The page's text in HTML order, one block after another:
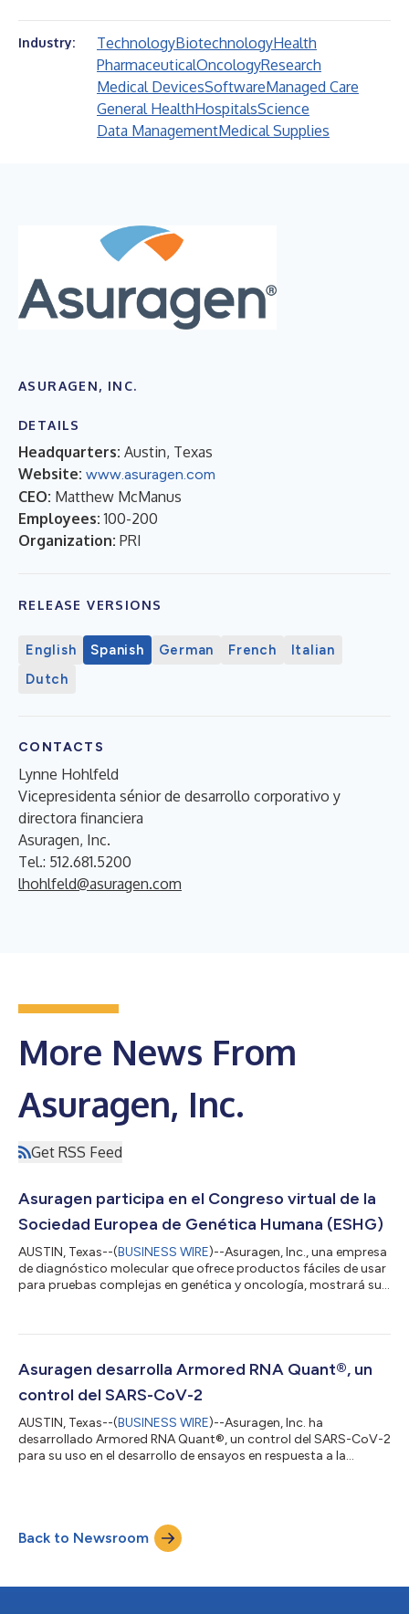
Industry: TechnologyBiotechnologyHealth
PharmaceuticalOncologyResearch
Medical DevicesSoftwareManaged Care
General HealthHospitalsScience
Data ManagementMedical Supplies
ASURAGEN, INC.
DETAILS
Headquarters: Austin, Texas
Website: www.asuragen.com
CEO: Matthew McManus
Employees: 100-200
Organization: PRI
RELEASE VERSIONS
English Spanish German French
Italian
Dutch
CONTACTS
Lynne Hohlfeld
Vicepresidenta sénior de desarrollo corporativo y
directora financiera
Asuragen, Inc.
Tel.: 512.681.5200
lhohlfeld@asuragen.com
More News From
Asuragen, Inc.
Get RSS Feed
Asuragen participa en el Congreso virtual de la
Sociedad Europea de Genética Humana (ESHG)
AUSTIN, Texas--(BUSINESS WIRE)--Asuragen, Inc., una empresa
de diagnóstico molecular que ofrece productos fáciles de usar
para pruebas complejas en genética y oncología, mostrará sus
en el próximo Congreso virtual europeo de genética humana
anual se ha trasladado a una plataforma virtual en línea debido
Asuragen desarrolla Armored RNA Quant®, un
control del SARS-CoV-2
AUSTIN, Texas--(BUSINESS WIRE)--Asuragen, Inc. ha
desarrollado Armored RNA Quant®, un control del SARS-CoV-2
para su uso en el desarrollo de ensayos en respuesta a la
de referencia de estándares fiables y trazables para su uso con
ensayos moleculares desarrollados para la cuantificación de
virus. La naturaleza generalizada y agre...
Back to Newsroom